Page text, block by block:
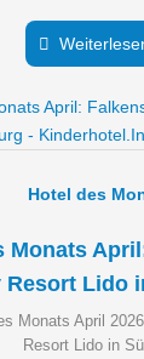
Monats
Resort Lido
Hotel des
Monats April
Resort Lido in